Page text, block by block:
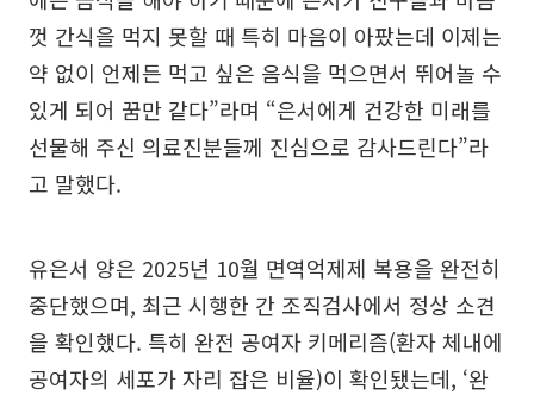
껏 간식을 먹지 못할 때 특히 마음이 아팠는데 이제는
약 없이 언제든 먹고 싶은 음식을 먹으면서 뛰어놀 수
있게 되어 꿈만 같다”라며 “은서에게 건강한 미래를
선물해 주신 의료진분들께 진심으로 감사드린다”라
고 말했다.
유은서 양은 2025년 10월 면역억제제 복용을 완전히
중단했으며, 최근 시행한 간 조직검사에서 정상 소견
을 확인했다. 특히 완전 공여자 키메리즘(환자 체내에
공여자의 세포가 자리 잡은 비율)이 확인됐는데, ‘완